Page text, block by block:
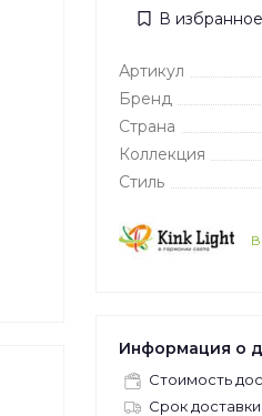
В избранное
Артикул
Бренд
Страна
Коллекция
Стиль
Информация о
Стоимость
Срок доставки